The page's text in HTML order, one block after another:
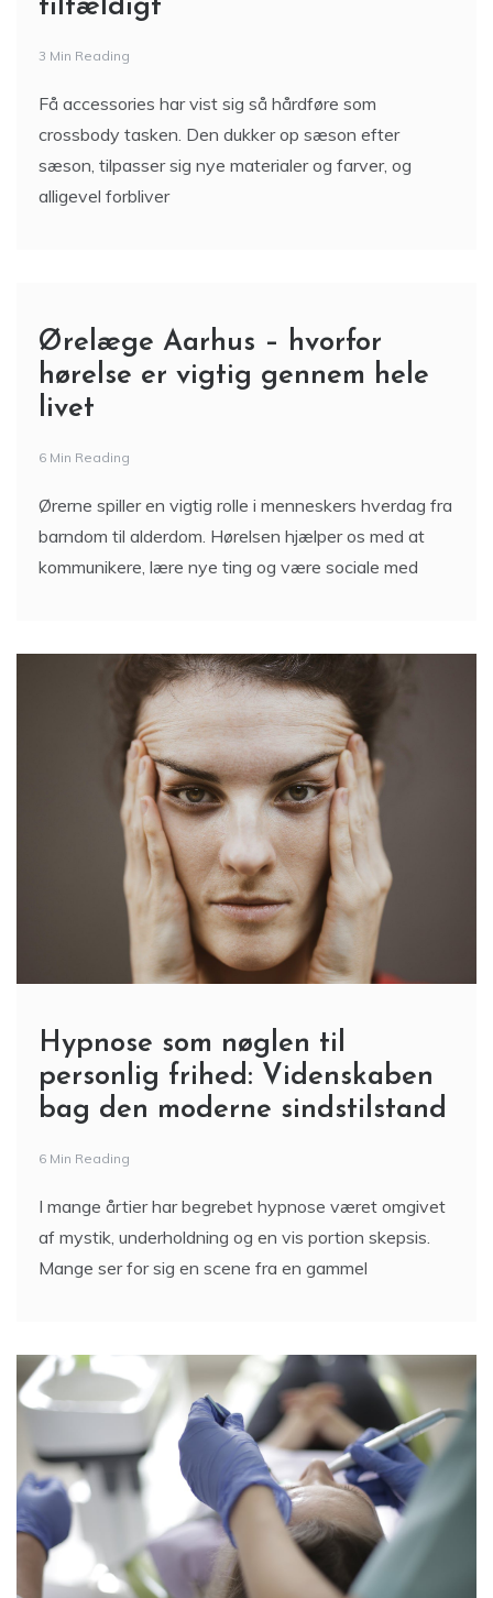
mange trender — ikke
tilfældigt
3 Min Reading
Få accessories har vist sig så hårdføre som
crossbody tasken. Den dukker op sæson efter
sæson, tilpasser sig nye materialer og farver, og
Ørelæge Aarhus – hvorfor
hørelse er vigtig gennem hele
livet
6 Min Reading
Ørerne spiller en vigtig rolle i menneskers hverdag fra
barndom til alderdom. Hørelsen hjælper os med at
Hypnose som nøglen til
personlig frihed: Videnskaben
bag den moderne sindstilstand
6 Min Reading
I mange årtier har begrebet hypnose været omgivet
af mystik, underholdning og en vis portion skepsis.